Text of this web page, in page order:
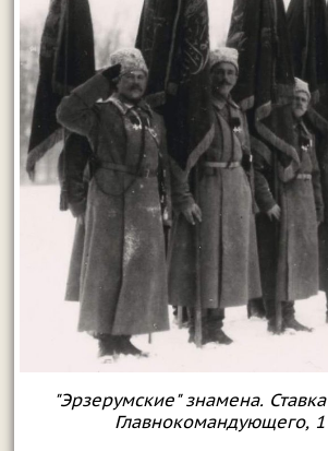
"Эрзерумские" знамена.
Главнокомандующего,